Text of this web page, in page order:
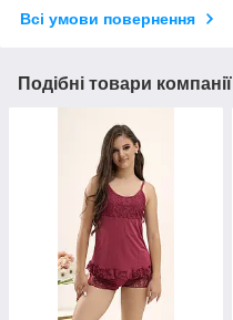
Всі умови повернення
Подібні товари компанії